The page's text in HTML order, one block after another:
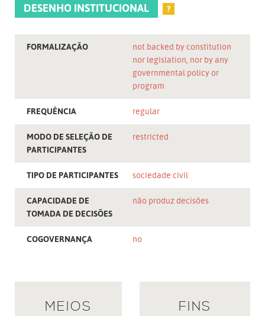
DESENHO INSTITUCIONAL ?
FORMALIZAÇÃO
not backed by constitution
nor legislation, nor by any
governmental policy or
program
FREQUÊNCIA regular
MODO DE SELEÇÃO DE
PARTICIPANTES
restricted
TIPO DE PARTICIPANTES sociedade civil
CAPACIDADE DE
TOMADA DE DECISÕES
não produz decisões
COGOVERNANÇA no
MEIOS FINS